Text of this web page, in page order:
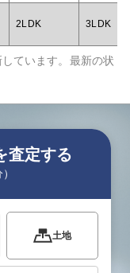
2LDK 3LDK
ています。最新の状
査定する
土地